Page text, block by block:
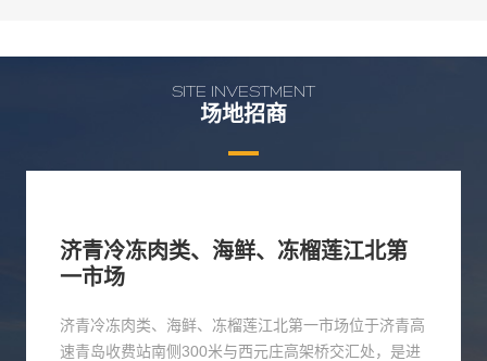
SITE INVESTMENT
场地招商
济青冷冻肉类、海鲜、冻榴莲江北第
一市场
济青冷冻肉类、海鲜、冻榴莲江北第一市场位于济青高
速青岛收费站南侧300米与西元庄高架桥交汇处，是进